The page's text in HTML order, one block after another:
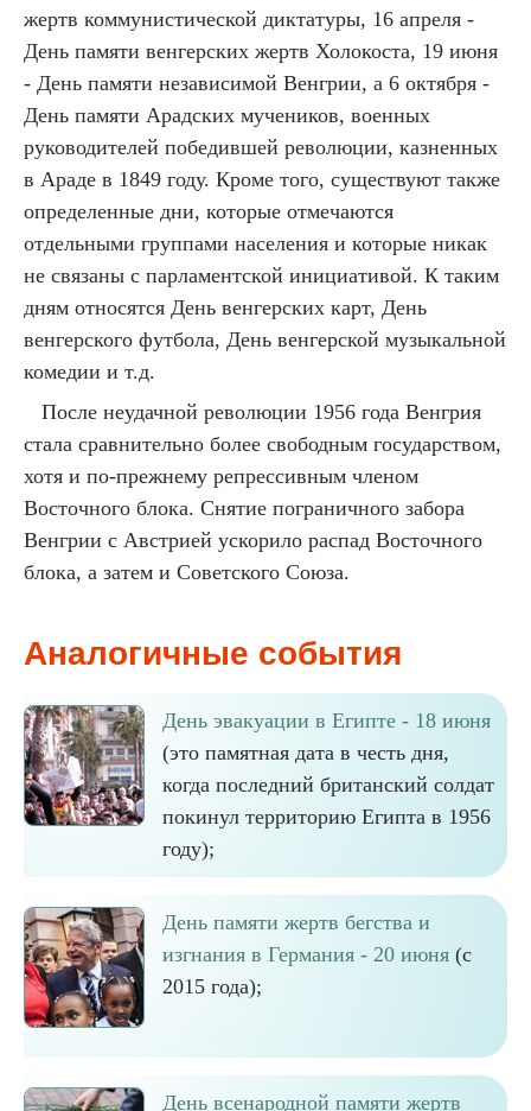
жертв коммунистической диктатуры, 16 апреля -
День памяти венгерских жертв Холокоста, 19 июня
- День памяти независимой Венгрии, а 6 октября -
День памяти Арадских мучеников, военных
руководителей победившей революции, казненных
в Араде в 1849 году. Кроме того, существуют также
определенные дни, которые отмечаются
отдельными группами населения и которые никак
не связаны с парламентской инициативой. К таким
дням относятся День венгерских карт, День
венгерского футбола, День венгерской музыкальной
комедии и т.д.
После неудачной революции 1956 года Венгрия
стала сравнительно более свободным государством,
хотя и по-прежнему репрессивным членом
Восточного блока. Снятие пограничного забора
Венгрии с Австрией ускорило распад Восточного
блока, а затем и Советского Союза.
Аналогичные события
День эвакуации в Египте - 18 июня
(это памятная дата в честь дня,
когда последний британский солдат
покинул территорию Египта в 1956
году);
День памяти жертв бегства и
изгнания в Германия - 20 июня (с
2015 года);
День всенародной памяти жертв